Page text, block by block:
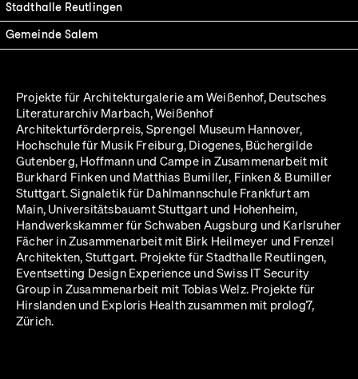
Stadthalle Reutlingen
Gemeinde Salem
Projekte für Architekturgalerie am Weißenhof, Deutsches
Literaturarchiv Marbach, Weißenhof
Architekturförderpreis, Sprengel Museum Hannover,
Hochschule für Musik Freiburg, Diogenes, Büchergilde
Gutenberg, Hoffmann und Campe in Zusammenarbeit mit
Burkhard Finken und Matthias Bumiller, Finken & Bumiller
Stuttgart. Signaletik für Dahlmannschule Frankfurt am
Main, Universitätsbauamt Stuttgart und Hohenheim,
Handwerkskammer für Schwaben Augsburg und Karlsruher
Fächer in Zusammenarbeit mit Birk Heilmeyer und Frenzel
Architekten, Stuttgart. Projekte für Stadthalle Reutlingen,
Eventsetting Design Experience und Swiss IT Security
Group in Zusammenarbeit mit Tobias Welz. Projekte für
Hirslanden und Exploris Health zusammen mit prolog7,
Zürich.